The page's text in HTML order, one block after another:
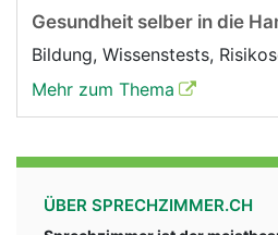
Gesundheit selber in die
Bildung, Wissenstests,
Mehr zum Thema
ÜBER SPRECHZIMMER.CH